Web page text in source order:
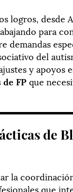
logros, desde
para
demandas
del
y apoyos
FPque
de
la
que